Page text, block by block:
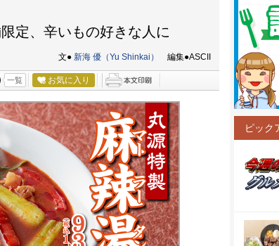
定、辛いもの好きな人に
文● 新海 優（Yu Shinkai） 編集●ASCII
一覧 お気に入り
ピック